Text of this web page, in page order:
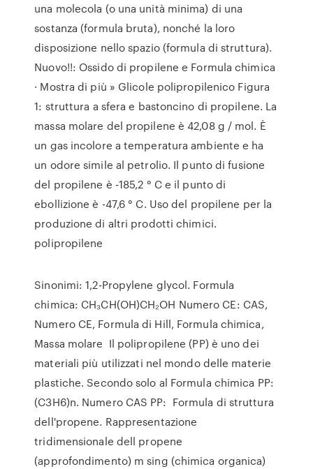
una molecola (o una unità minima) di una
sostanza (formula bruta), nonché la loro
disposizione nello spazio (formula di struttura).
Nuovo!!: Ossido di propilene e Formula chimica
· Mostra di più » Glicole polipropilenico Figura
1: struttura a sfera e bastoncino di propilene. La
massa molare del propilene è 42,08 g / mol. È
un gas incolore a temperatura ambiente e ha
un odore simile al petrolio. Il punto di fusione
del propilene è -185,2 ° C e il punto di
ebollizione è -47,6 ° C. Uso del propilene per la
produzione di altri prodotti chimici.
polipropilene
Sinonimi: 1,2-Propylene glycol. Formula
chimica: CH₃CH(OH)CH₂OH Numero CE: CAS,
Numero CE, Formula di Hill, Formula chimica,
Massa molare Il polipropilene (PP) è uno dei
materiali più utilizzati nel mondo delle materie
plastiche. Secondo solo al Formula chimica PP:
(C3H6)n. Numero CAS PP: Formula di struttura
dell'propene. Rappresentazione
tridimensionale dell propene
(approfondimento) m sing (chimica organica)